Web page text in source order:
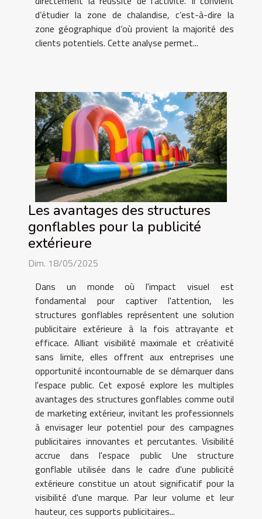
d’étudier la zone de chalandise, c’est-à-dire la
zone géographique d’où provient la majorité des
clients potentiels. Cette analyse permet...
Les avantages des structures
gonflables pour la publicité
extérieure
Dim. 18/05/2025
Dans un monde où l'impact visuel est
fondamental pour captiver l'attention, les
structures gonflables représentent une solution
publicitaire extérieure à la fois attrayante et
efficace. Alliant visibilité maximale et créativité
sans limite, elles offrent aux entreprises une
opportunité incontournable de se démarquer dans
l'espace public. Cet exposé explore les multiples
avantages des structures gonflables comme outil
de marketing extérieur, invitant les professionnels
à envisager leur potentiel pour des campagnes
publicitaires innovantes et percutantes. Visibilité
accrue dans l'espace public Une structure
gonflable utilisée dans le cadre d'une publicité
extérieure constitue un atout significatif pour la
visibilité d'une marque. Par leur volume et leur
hauteur, ces supports publicitaires...